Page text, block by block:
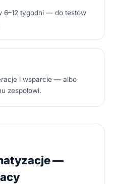
6–12 tygodni — do testów
i wsparcie — albo
zespołowi.
—